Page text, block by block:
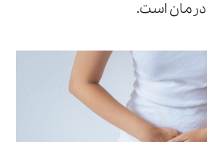
است.